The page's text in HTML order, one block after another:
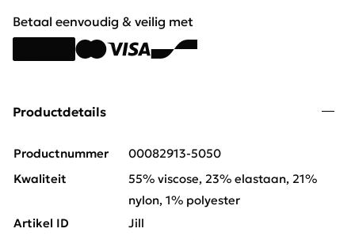
Betaal eenvoudig & veilig met
Productdetails
Productnummer
00082913-5050
Kwaliteit
55% viscose, 23% elastaan, 21%
nylon, 1% polyester
Artikel ID
Jill